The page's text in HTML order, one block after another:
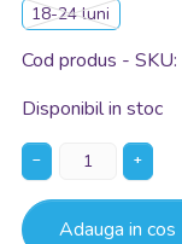
18-24 luni
Cod produs - SKU
Disponibil in stoc
− +
Adauga in cos